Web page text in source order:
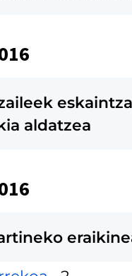
aldatzea